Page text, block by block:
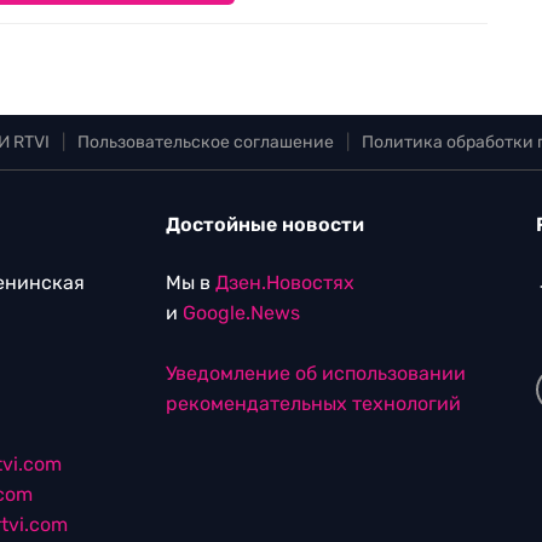
RTVI Пользовательское соглашение Политика
Достойные новости
Мы в Дзен.Новостях
и Google.News
Уведомление об использовании
рекомендательных технологий